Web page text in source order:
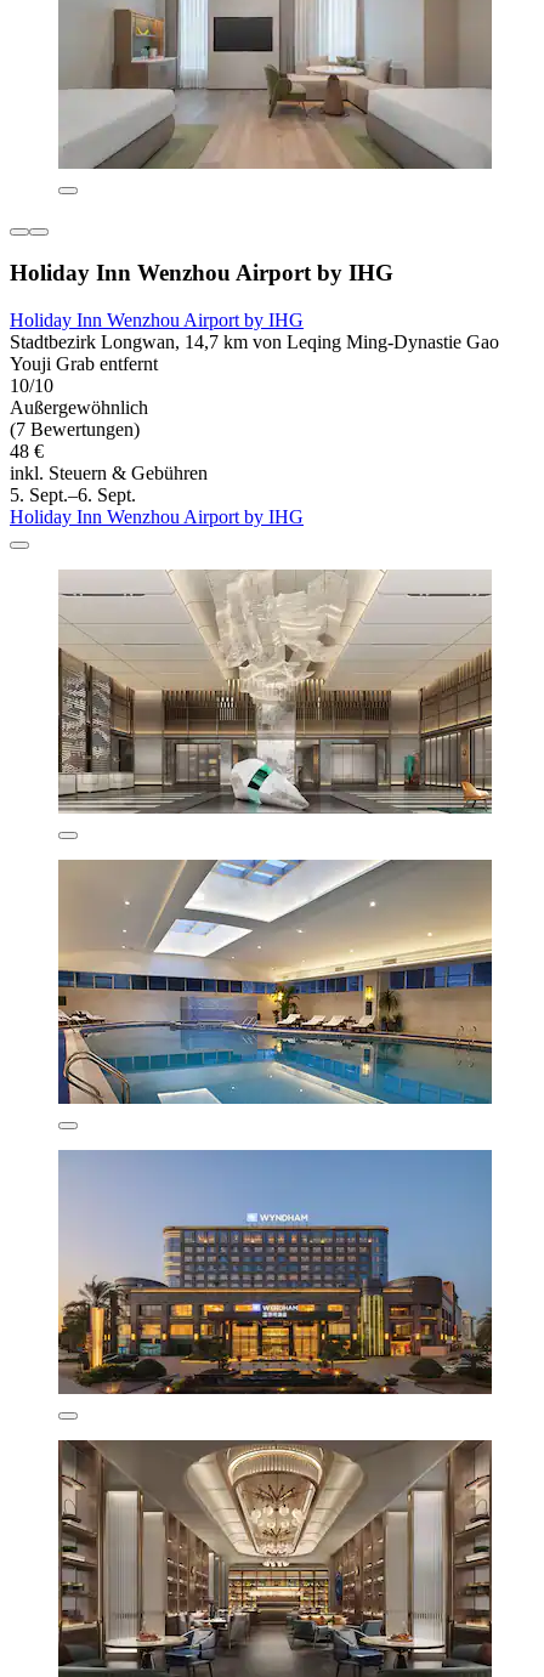
Holiday Inn Wenzhou Airport by IHG
Holiday Inn Wenzhou Airport by IHG
Stadtbezirk Longwan, 14,7 km von Leqing Ming-Dynastie Gao
Youji Grab entfernt
10/10
Außergewöhnlich
(7 Bewertungen)
48 €
inkl. Steuern & Gebühren
5. Sept.–6. Sept.
Holiday Inn Wenzhou Airport by IHG